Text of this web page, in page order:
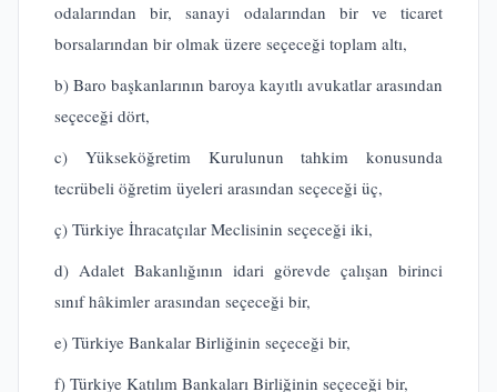
odalarından bir, sanayi odalarından bir ve ticaret
borsalarından bir olmak üzere seçeceği toplam altı,
b) Baro başkanlarının baroya kayıtlı avukatlar arasından
seçeceği dört,
c) Yükseköğretim Kurulunun tahkim konusunda
tecrübeli öğretim üyeleri arasından seçeceği üç,
ç) Türkiye İhracatçılar Meclisinin seçeceği iki,
d) Adalet Bakanlığının idari görevde çalışan birinci
sınıf hâkimler arasından seçeceği bir,
e) Türkiye Bankalar Birliğinin seçeceği bir,
f) Türkiye Katılım Bankaları Birliğinin seçeceği bir,